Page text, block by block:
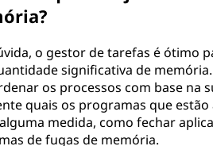
o gestor de tarefas é ótimo
significativa de
os processos com base na
quais os programas que
medida, como fechar
de fugas de memória.